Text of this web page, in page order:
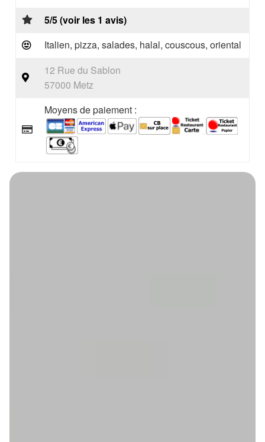
5/5 (voir les 1 avis)
Italien, pizza, salades, halal, couscous, oriental
12 Rue du Sablon
57000 Metz
Moyens de paiement :